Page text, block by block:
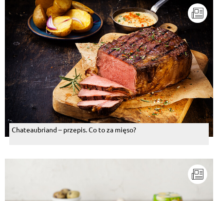
Chateaubriand – przepis. Co to za mięso?